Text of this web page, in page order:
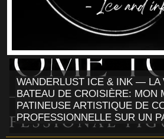
WANDERLUST ICE & INK — LA
BATEAU DE CROISIÈRE: MON
PATINEUSE ARTISTIQUE DE
PROFESSIONNELLE SUR UN